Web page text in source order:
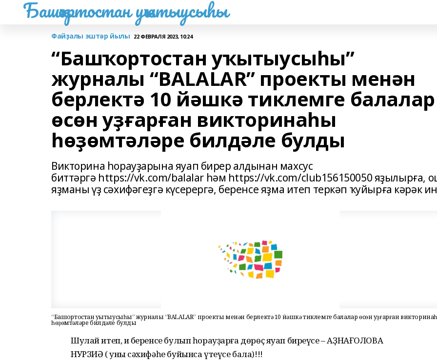
Башҡортостан уҡытыусыһы
Файҙалы эштәр йылы 22 ФЕВРАЛЯ 2023, 10:24
“Башҡортостан уҡытыусыһы”
журналы “BALALAR” проекты менән
берлектә 10 йәшкә тиклемге балалар
өсөн уҙғарған викторинаһы
һөҙөмтәләре билдәле булды
Викторина һорауҙарына яуап бирер алдынан махсус
биттәргә https://vk.com/balalar һәм https://vk.com/club156150050 яҙылырға,
яҙманы үҙ сәхифәгеҙгә күсерергә, беренсе яҙма итеп теркәп ҡуйырға кәрәк
“Башҡортостан уҡытыусыһы” журналы “BALALAR” проекты менән берлектә 10 йәшкә тиклемге балалар өсөн уҙғарған
һөҙөмтәләре билдәле булды
Шулай итеп, иң беренсе булып һорауҙарға дөрөҫ яуап биреүсе – АҘНАҒОЛОВА
НУРЗИӘ ( уның сәхифәһе буйынса үтеүсе бала)!!!